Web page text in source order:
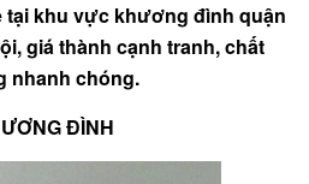
tại khu vực khương đình quận
giá thành cạnh tranh, chất
nhanh chóng.
ĐÌNH